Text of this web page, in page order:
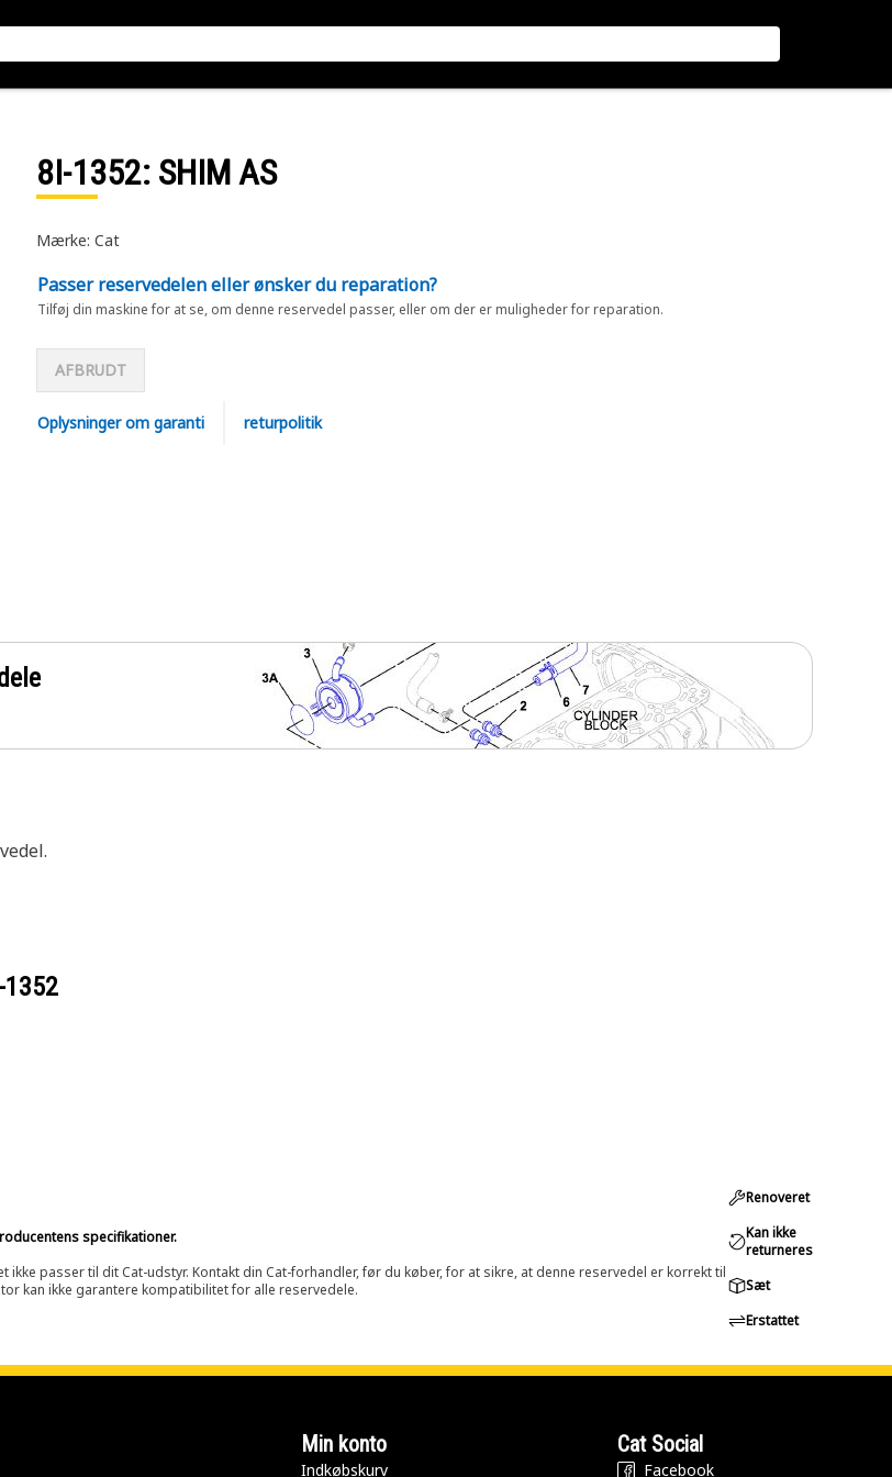
8I-1352: SHIM AS
Mærke: Cat
Passer reservedelen eller ønsker du reparation?
Tilføj din maskine for at se, om denne reservedel passer, eller om der er muligheder for reparation.
AFBRUDT
Oplysninger om garanti returpolitik
1352
specifikationer.
passer til dit Cat-udstyr. Kontakt din Cat-forhandler, før du køber, for at sikre, at denne reservedel er korrekt til
kan ikke garantere kompatibilitet for alle reservedele.
Renoveret
Kan ikke
returneres
Sæt
Erstattet
Min konto
Indkøbskurv
Cat Social
Facebook